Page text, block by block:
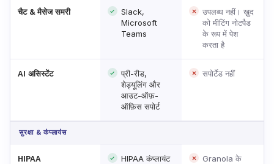
चैट & मैसेज समरी
Slack,
Microsoft
Teams
उपलब्ध नहीं। ख़ुद
को मीटिंग नोटपैड
के रूप में पेश
करता है
AI असिस्टेंट
प्री-रीड,
शेड्यूलिंग और
आउट-ऑफ़-
ऑफ़िस सपोर्ट
सपोर्टेड नहीं
सुरक्षा & कंप्लायंस
HIPAA HIPAA कंप्लायंट
Granola के